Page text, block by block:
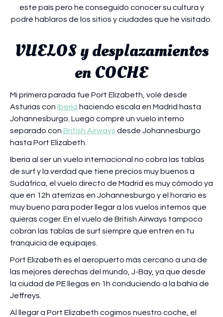
este país pero he conseguido conocer su cultura y
podré hablaros de los sitios y ciudades que he visitado.
VUELOS y desplazamientos
en COCHE
Mi primera parada fue Port Elizabeth, volé desde
Asturias con Iberia haciendo escala en Madrid hasta
Johannesburgo. Luego compré un vuelo interno
separado con British Airways desde Johannesburgo
hasta Port Elizabeth.
Iberia al ser un vuelo internacional no cobra las tablas
de surf y la verdad que tiene precios muy buenos a
Sudáfrica, el vuelo directo de Madrid es muy cómodo ya
que en 12h aterrizas en Johannesburgo y el horario es
muy bueno para poder llegar a los vuelos internos que
quieras coger. En el vuelo de British Airways tampoco
cobran las tablas de surf siempre que entren en tu
franquicia de equipajes.
Port Elizabeth es el aeropuerto más cercano a una de
las mejores derechas del mundo, J-Bay, ya que desde
la ciudad de PE llegas en 1h conduciendo a la bahía de
Jeffreys.
Al llegar a Port Elizabeth cogimos nuestro coche, el